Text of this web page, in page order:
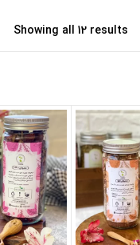
Showing all 12 results